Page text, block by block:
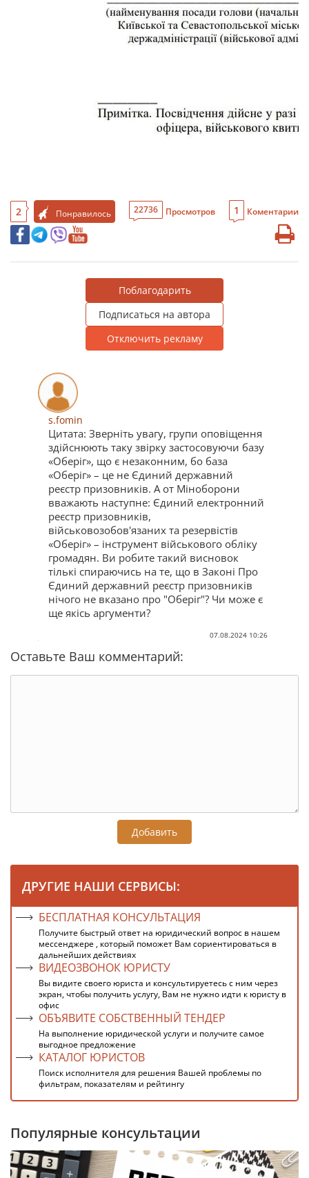
2 Понравилось 22736 Просмотров 1 Коментарии
Поблагодарить
Подписаться на автора
Отключить рекламу
s.fomin
Цитата: Зверніть увагу, групи оповіщення
здійснюють таку звірку застосовуючи базу
«Оберіг», що є незаконним, бо база
«Оберіг» – це не Єдиний державний
реєстр призовників. А от Міноборони
вважають наступне: Єдиний електронний
реєстр призовників,
військовозобов'язаних та резервістів
«Оберіг» – інструмент військового обліку
громадян. Ви робите такий висновок
тількі спираючись на те, що в Законі Про
Єдиний державний реєстр призовників
нічого не вказано про "Оберіг"? Чи може є
ще якісь аргументи?
07.08.2024 10:26
Оставьте Ваш комментарий:
Добавить
ДРУГИЕ НАШИ СЕРВИСЫ:
БЕСПЛАТНАЯ КОНСУЛЬТАЦИЯ
Получите быстрый ответ на юридический вопрос в нашем
мессенджере , который поможет Вам сориентироваться в
дальнейших действиях
ВИДЕОЗВОНОК ЮРИСТУ
Вы видите своего юриста и консультируетесь с ним через
экран, чтобы получить услугу, Вам не нужно идти к юристу в
офис
ОБЪЯВИТЕ СОБСТВЕННЫЙ ТЕНДЕР
На выполнение юридической услуги и получите самое
выгодное предложение
КАТАЛОГ ЮРИСТОВ
Поиск исполнителя для решения Вашей проблемы по
фильтрам, показателям и рейтингу
Популярные консультации